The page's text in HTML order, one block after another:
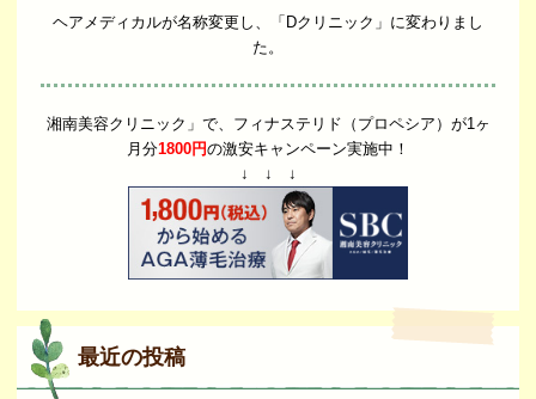
ヘアメディカルが名称変更し、「Dクリニック」に変わりまし
た。
湘南美容クリニック」で、フィナステリド（プロペシア）が1ヶ
月分1800円の激安キャンペーン実施中！
↓ ↓ ↓
最近の投稿